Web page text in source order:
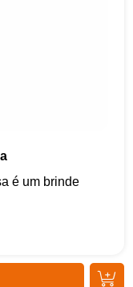
é um brinde